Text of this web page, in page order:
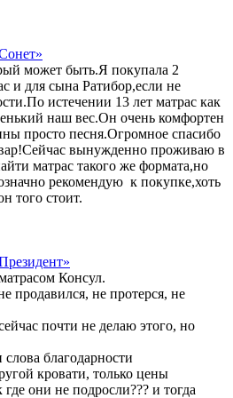
может быть.Я покупала 2
и для сына Ратибор,если не
истечении 13 лет матрас как
наш вес.Он очень комфортен
просто песня.Огромное спасибо
вынужденно проживаю в
матрас такого же формата,но
рекомендую к покупке,хоть
того стоит.
Консул.
продавился, не протерся, не
почти не делаю этого, но
благодарности
кровати, только цены
они не подросли??? и тогда